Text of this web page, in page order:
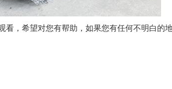
看，希望对您有帮助，如果您有任何不明白的